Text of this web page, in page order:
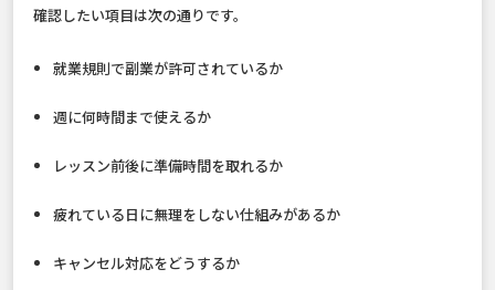
確認したい項目は次の通りです。
就業規則で副業が許可されているか
週に何時間まで使えるか
レッスン前後に準備時間を取れるか
疲れている日に無理をしない仕組みがあるか
キャンセル対応をどうするか